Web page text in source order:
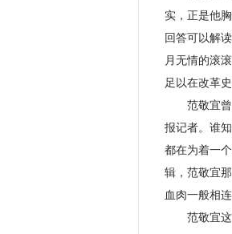
实，正是他
回答可以解
月无情的滚
足以在改革
范敬宜曾经
报记者。谁
都在为着一
辑，范敬宜
血肉一般相连
范敬宜这位